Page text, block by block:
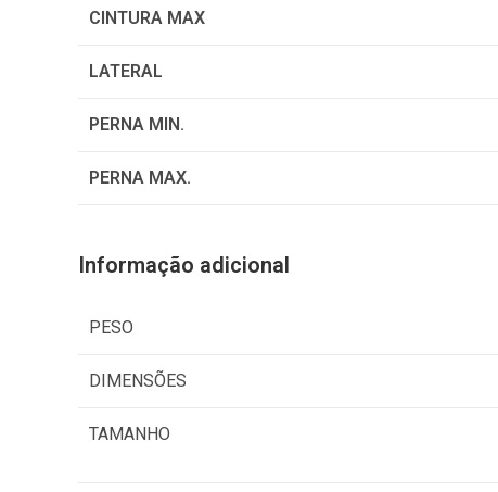
CINTURA MAX
LATERAL
PERNA MIN.
PERNA MAX.
Informação adicional
PESO
DIMENSÕES
TAMANHO